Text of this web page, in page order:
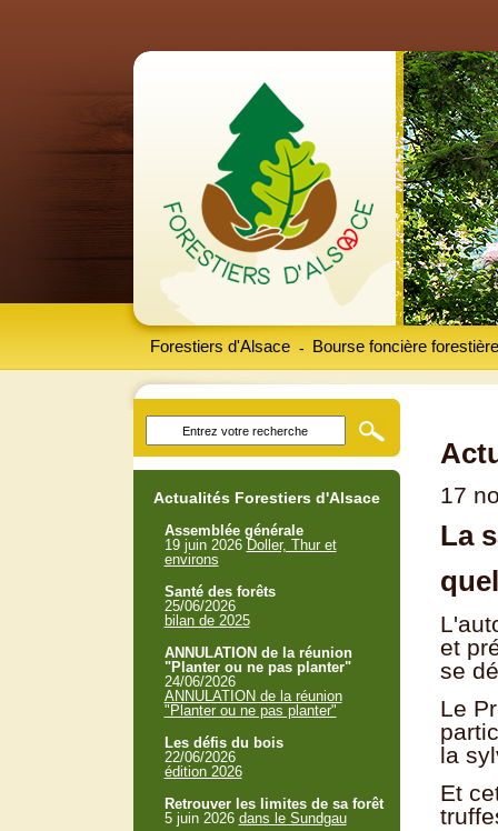
Forestiers d'Alsace Bourse foncière forestière
-
17
La
et
se
Le
la
Et
Actualités Forestiers d'Alsace
Assemblée générale
19 juin 2026 Doller, Thur et
environs
Santé des forêts
25/06/2026
bilan de 2025
ANNULATION de la réunion
"Planter ou ne pas planter"
24/06/2026
ANNULATION de la réunion
"Planter ou ne pas planter"
Les défis du bois
22/06/2026
édition 2026
Retrouver les limites de sa forêt
5 juin 2026 dans le Sundgau